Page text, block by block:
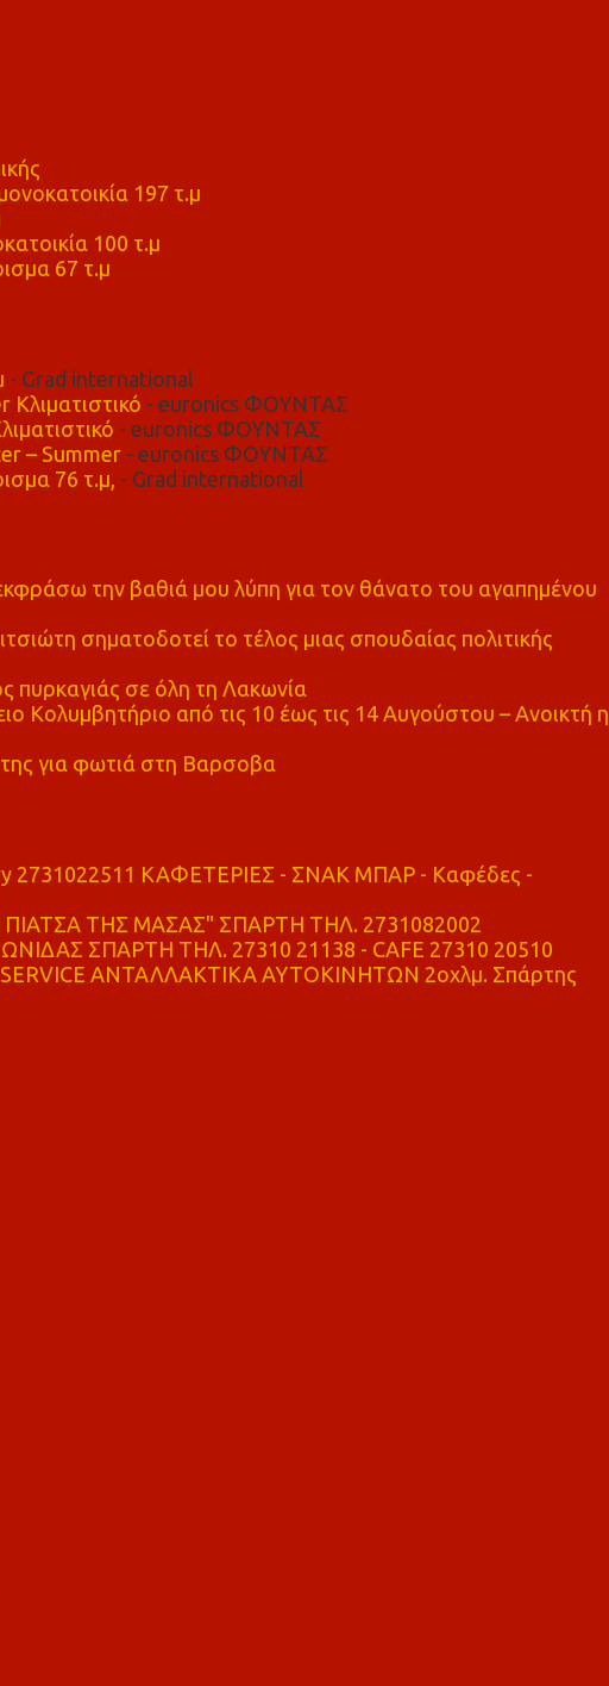
197 τ.μ
100 τ.μ
67 τ.μ
- Grad international
- euronics ΦΟΥΝΤΑΣ
- euronics ΦΟΥΝΤΑΣ
– Summer- euronics ΦΟΥΝΤΑΣ
76 τ.μ, - Grad international
την βαθιά μου λύπη για τον θάνατο του αγαπημένου
σηματοδοτεί το τέλος μιας σπουδαίας πολιτικής
πυρκαγιάς σε όλη τη Λακωνία
Κολυμβητήριο από τις 10 έως τις 14 Αυγούστου – Ανοικτή η
για φωτιά στη Βαρσοβα
2731022511 ΚΑΦΕΤΕΡΙΕΣ - ΣΝΑΚ ΜΠΑΡ - Καφέδες -
ΤΗΣ ΜΑΣΑΣ" ΣΠΑΡΤΗ ΤΗΛ. 2731082002
ΣΠΑΡΤΗ ΤΗΛ. 27310 21138 - CAFE 27310 20510
ΑΝΤΑΛΛΑΚΤΙΚΑ ΑΥΤΟΚΙΝΗΤΩΝ 2οχλμ. Σπάρτης